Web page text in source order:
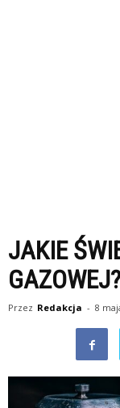
JAKIE
GAZOWEJ?
Przez Redakcja - 8